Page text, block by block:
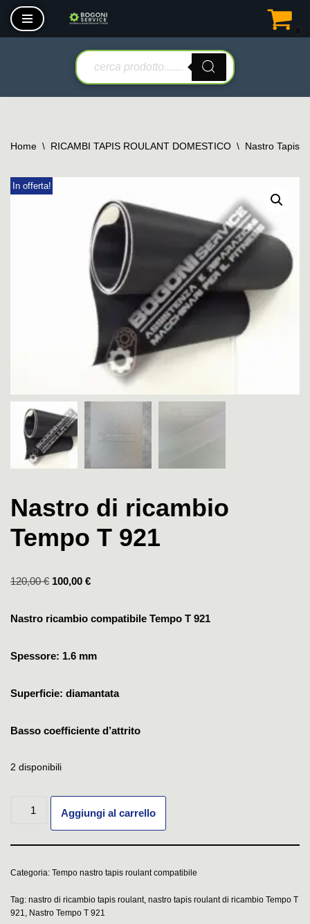
Vai
Home \ RICAMBI TAPIS ROULANT DOMESTICO \ Nastro Tapis
In offerta!
Nastro di ricambio
Tempo T 921
120,00€ 100,00 €
Nastro ricambio compatibile Tempo T 921
Spessore: 1.6 mm
Superficie: diamantata
Basso coefficiente d’attrito
2 disponibili
Aggiungi al carrello
Categoria: Tempo nastro tapis roulant compatibile
Tag: nastro di ricambio tapis roulant, nastro tapis roulant di ricambio Tempo T
921, Nastro Tempo T 921